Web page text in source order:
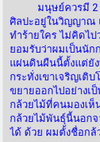
มนุษย์ควรมี 2 สิ่ง
ศิลปะอยู่ในวิญญาณ
ทำร้ายใคร ไม่คิดไป
ยอมรับว่าผมเป็นนัก
แผ่นดินผืนนี้ตั้งแต่ยั
กระทั่งเขาเจริญเติ
ขยายออกไปอย่างเ
กล้วยไม้ที่คนมองเ
กล้วยไม้พันธุ์นี้นอก
ได้ ด้วย ผมตั้งชื่อก